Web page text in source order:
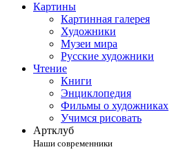
Картины
Картинная галерея
Художники
Музеи мира
Русские художники
Чтение
Книги
Энциклопедия
Фильмы о художниках
Учимся рисовать
Артклуб
Наши современники